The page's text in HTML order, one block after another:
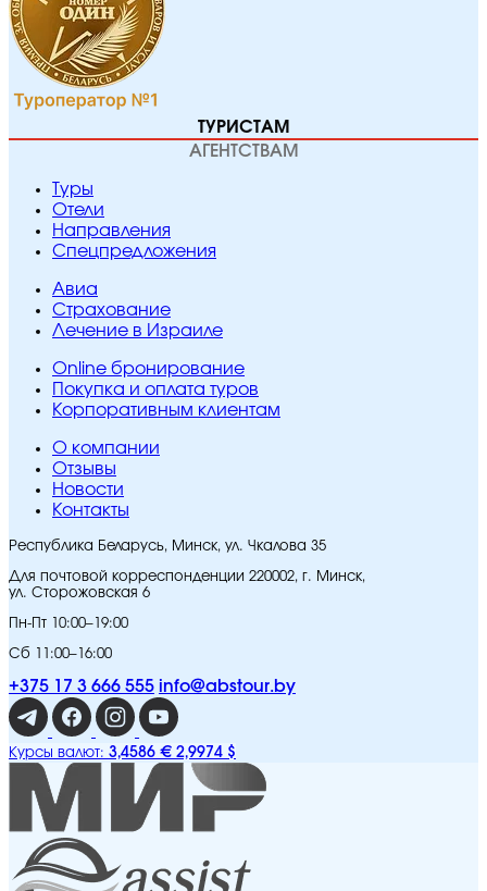
ТУРИСТАМ
АГЕНТСТВАМ
Туры
Отели
Направления
Спецпредложения
Авиа
Страхование
Лечение в Израиле
Online бронирование
Покупка и оплата туров
Корпоративным клиентам
O компании
Отзывы
Новости
Контакты
Республика Беларусь, Минск, ул. Чкалова 35
Для почтовой корреспонденции 220002, г. Минск,
ул. Сторожовская 6
Пн-Пт 10:00–19:00
Сб 11:00–16:00
+375 17 3 666 555 info@abstour.by
Курсы валют: 3,4586 € 2,9974 $